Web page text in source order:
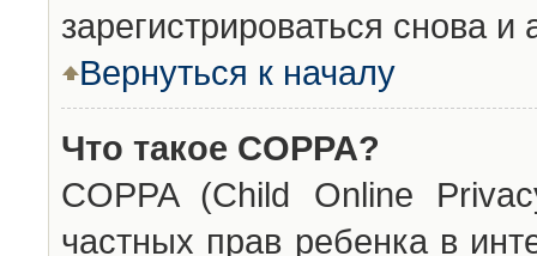
зарегистрироваться снова и
Вернуться к началу
Что такое COPPA?
COPPA (Child Online
частных прав ребенка в